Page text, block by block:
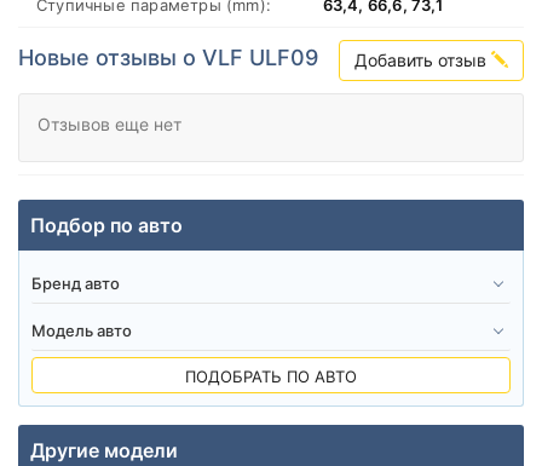
Ступичные параметры (mm):
63,4, 66,6, 73,1
Новые отзывы о VLF ULF09 Добавить отзыв
Отзывов еще нет
Подбор по авто
ПОДОБРАТЬ ПО АВТО
Другие модели